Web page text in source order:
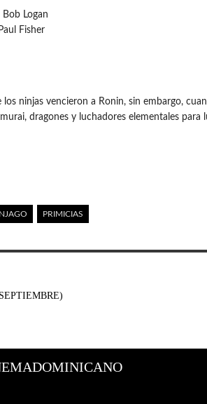
Bob Logan
Fisher
ninjas vencieron a Ronin, sin embargo,
dragones y luchadores elementales
PRIMICIAS